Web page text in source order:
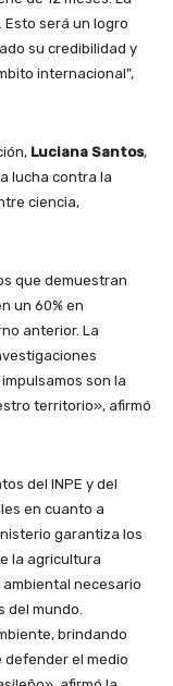
Esto será un logro
su credibilidad y
internacional”,
Luciana Santos,
lucha contra la
ciencia,
que demuestran
un 60% en
anterior. La
son la
territorio», afirmó
del INPE y del
en cuanto a
garantiza los
la agricultura
necesario
del mundo.
brindando
defender el medio